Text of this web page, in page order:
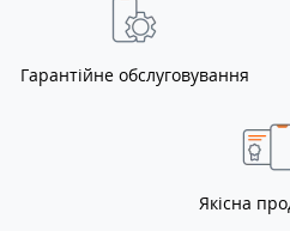
Гарантійне обслуговування
Якісна